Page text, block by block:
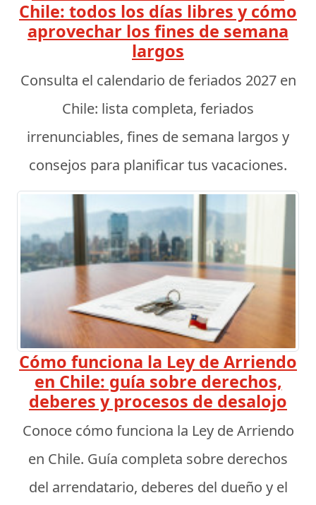
Chile: todos los días libres y cómo
aprovechar los fines de semana
largos
Consulta el calendario de feriados 2027 en
Chile: lista completa, feriados
irrenunciables, fines de semana largos y
consejos para planificar tus vacaciones.
Cómo funciona la Ley de Arriendo
en Chile: guía sobre derechos,
deberes y procesos de desalojo
Conoce cómo funciona la Ley de Arriendo
en Chile. Guía completa sobre derechos
del arrendatario, deberes del dueño y el